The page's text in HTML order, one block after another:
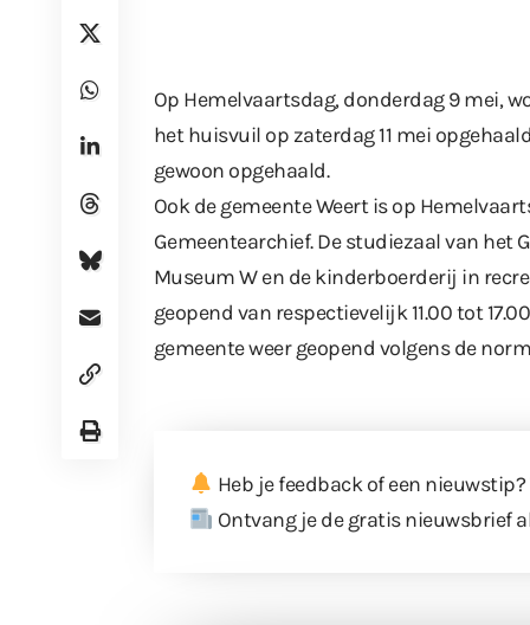
Op Hemelvaartsdag, donderdag 9 mei,
het huisvuil op zaterdag 11 mei
gewoon opgehaald.
Ook de gemeente Weert is op
Gemeentearchief. De studiezaal van het
Museum W en de kinderboerderij in
geopend van respectievelijk 11.00 tot
gemeente weer geopend volgensde
Heb je feedback of een nieuwstip?
Ontvang je de gratis nieuwsbrief